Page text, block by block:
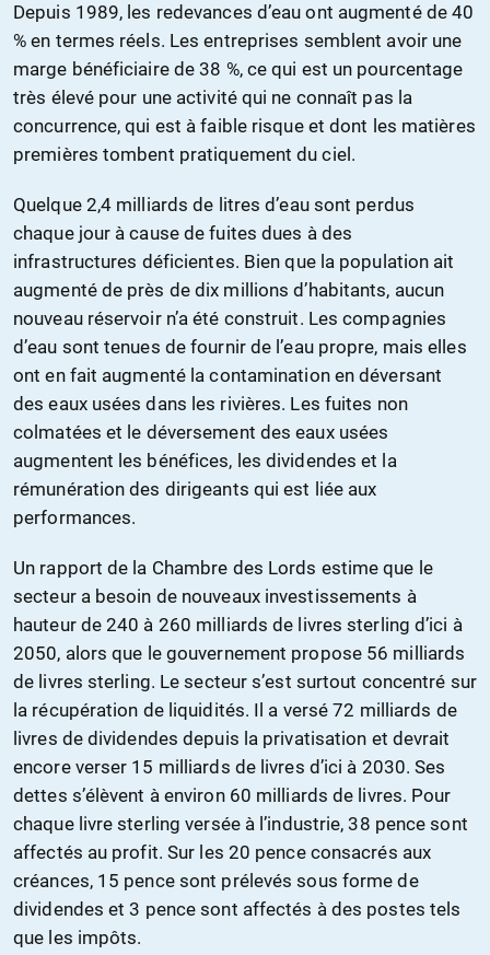
Depuis 1989, les redevances d’eau ont augmenté de 40
% en termes réels. Les entreprises semblent avoir une
marge bénéficiaire de 38 %, ce qui est un pourcentage
très élevé pour une activité qui ne connaît pas la
concurrence, qui est à faible risque et dont les matières
premières tombent pratiquement du ciel.
Quelque 2,4 milliards de litres d’eau sont perdus
chaque jour à cause de fuites dues à des
infrastructures déficientes. Bien que la population ait
augmenté de près de dix millions d’habitants, aucun
nouveau réservoir n’a été construit. Les compagnies
d’eau sont tenues de fournir de l’eau propre, mais elles
ont en fait augmenté la contamination en déversant
des eaux usées dans les rivières. Les fuites non
colmatées et le déversement des eaux usées
augmentent les bénéfices, les dividendes et la
rémunération des dirigeants qui est liée aux
performances.
Un rapport de la Chambre des Lords estime que le
secteur a besoin de nouveaux investissements à
hauteur de 240 à 260 milliards de livres sterling d’ici à
2050, alors que le gouvernement propose 56 milliards
de livres sterling. Le secteur s’est surtout concentré sur
la récupération de liquidités. Il a versé 72 milliards de
livres de dividendes depuis la privatisation et devrait
encore verser 15 milliards de livres d’ici à 2030. Ses
dettes s’élèvent à environ 60 milliards de livres. Pour
chaque livre sterling versée à l’industrie, 38 pence sont
affectés au profit. Sur les 20 pence consacrés aux
créances, 15 pence sont prélevés sous forme de
dividendes et 3 pence sont affectés à des postes tels
que les impôts.